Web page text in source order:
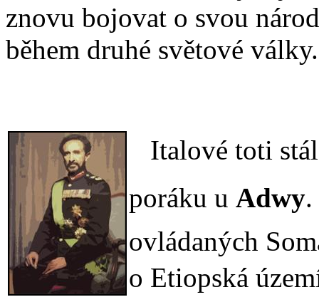
znovu bojovat o svou
během druhé světové války.
Italové toti
poráku u Adwy
ovládaných
o Etiopská